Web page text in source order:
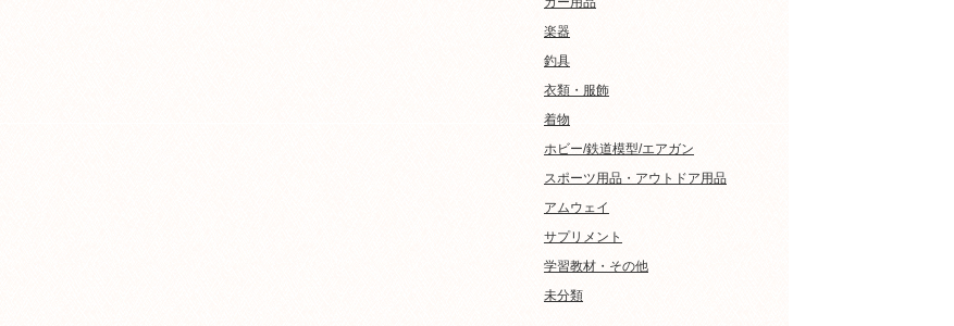
楽器
釣具
衣類・服飾
着物
ホビー/鉄道模型/エアガン
スポーツ用品・アウトドア用品
アムウェイ
サプリメント
学習教材・その他
未分類